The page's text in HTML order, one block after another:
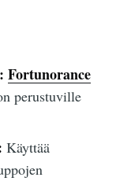
Fortunorance
perustuville
Käyttää